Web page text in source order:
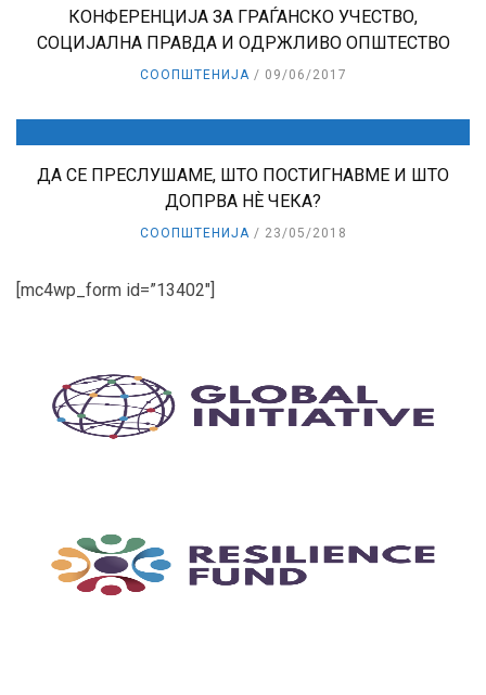
КОНФЕРЕНЦИЈА ЗА ГРАЃАНСКО УЧЕСТВО,
СОЦИЈАЛНА ПРАВДА И ОДРЖЛИВО ОПШТЕСТВО
СООПШТЕНИЈА 09/06/2017
ДА СЕ ПРЕСЛУШАМЕ, ШТО ПОСТИГНАВМЕ И ШТО
ДОПРВА НЀ ЧЕКА?
СООПШТЕНИЈА 23/05/2018
[mc4wp_form id=”13402″]